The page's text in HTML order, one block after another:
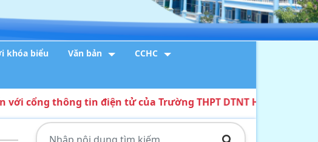
khóa biểu Văn bản CCHC
thông tin điện tử của Trường THPT DTNT Huỳnh Cương
1. THÔNG BÁO về việc tổ chức tiếp
công dân,...